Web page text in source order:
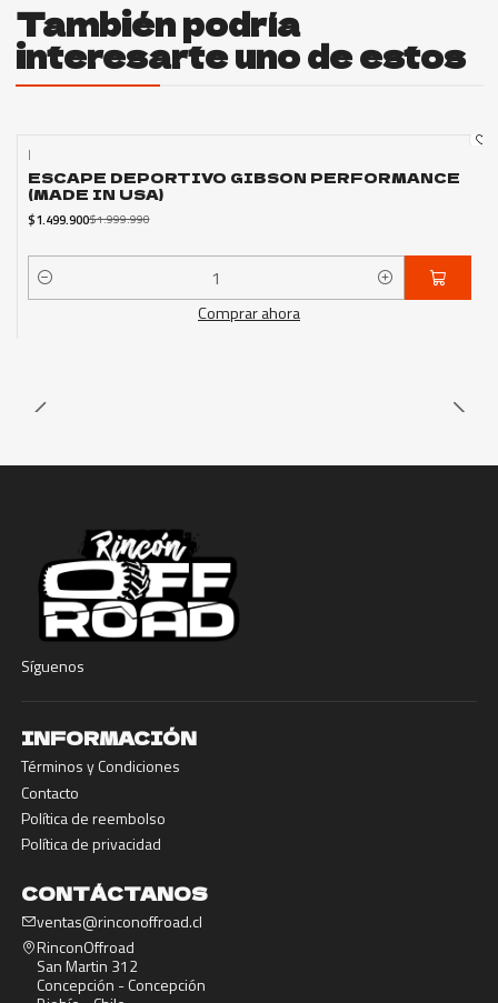
También podría
interesarte uno de estos
Nuevo
|
ESCAPE DEPORTIVO GIBSON PERFORMANCE
(MADE IN USA)
$1.499.900$1.999.990
Cantidad
Comprar ahora
Síguenos
INFORMACIÓN
Términos y Condiciones
Contacto
Política de reembolso
Política de privacidad
CONTÁCTANOS
ventas@rinconoffroad.cl
RinconOffroad
San Martin 312
Concepción - Concepción